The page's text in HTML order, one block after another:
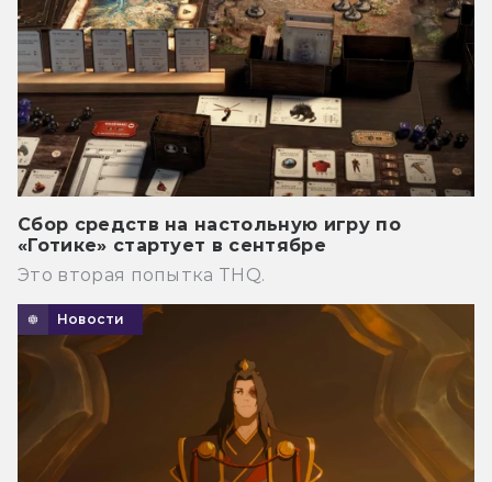
Сбор средств на настольную игру по
«Готике» стартует в сентябре
Это вторая попытка THQ.
Новости